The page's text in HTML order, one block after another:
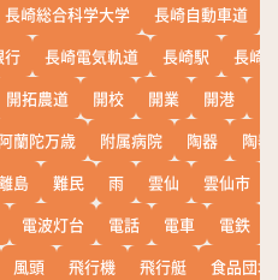
長崎総合科学大学 長崎自動車道
行 長崎電気軌道 長崎駅
長崎
開拓農道 開校 開業 開港
阿蘭陀万歳 附属病院 陶器
陶器
島 難民 雨 雲仙 雲仙市
電波灯台 電話 電車 電鉄
風頭 飛行機 飛行艇
食品団地